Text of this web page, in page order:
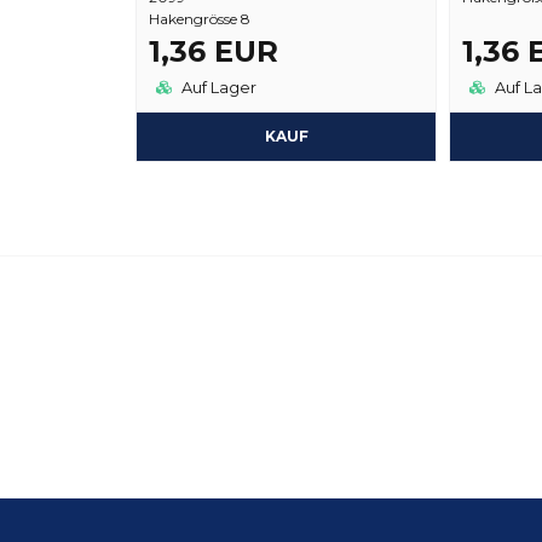
Hakengrösse 8
1,36 EUR
Auf Lager
KAUF
1,36
Auf